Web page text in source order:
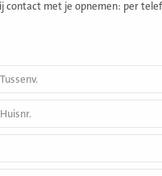
met je opnemen: per